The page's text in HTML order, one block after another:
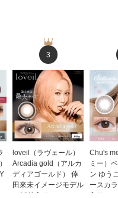
3
loveil（ラヴェール）
Arcadia gold（アルカ
ディアゴールド） 倖
田來未イメージモデル
（10枚入り）
Chu's
ミー）
ン ゆう
ースカ
入り）